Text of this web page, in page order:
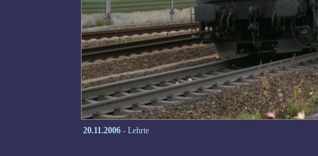
20.11.2006 - Lehrte